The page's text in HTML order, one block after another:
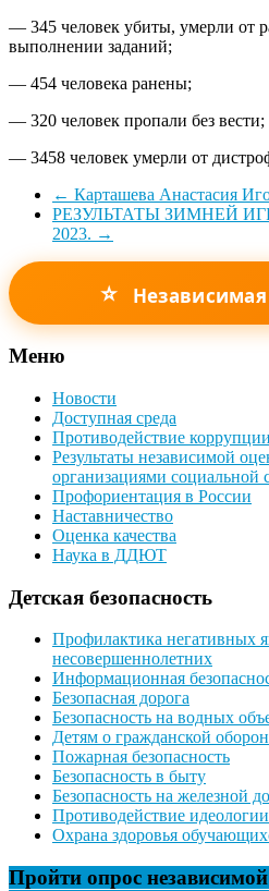
— 345 человек убиты, умерли от
выполнении заданий;
— 454 человека ранены;
— 320 человек пропали без вести;
— 3458 человек умерли от
← Карташева Анастасия
РЕЗУЛЬТАТЫ ЗИМНЕЙ
2023. →
⭐
Меню
Новости
Доступная среда
Противодействие коррупции
Результаты независимой
организациями социальной
Профориентация в России
Наставничество
Оценка качества
Наука в ДДЮТ
Детская безопасность
Профилактика негативных
несовершеннолетних
Информационная
Безопасная дорога
Безопасность на водных
Детям о гражданской
Пожарная безопасность
Безопасность в быту
Безопасность на железной
Противодействие
Охрана здоровья
Пройти опрос